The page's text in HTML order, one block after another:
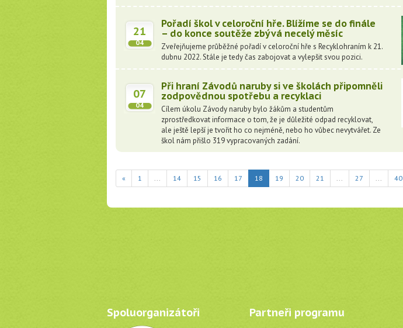
21
04
Pořadí škol v celoroční hře. Blížíme se do finále
– do konce soutěže zbývá necelý měsíc
Zveřejňujeme průběžné pořadí v celoroční hře s Recyklohraním k 21.
dubnu 2022. Stále je tedy čas zabojovat a vylepšit svou pozici.
07
04
Při hraní Závodů naruby si ve školách připomněli
zodpovědnou spotřebu a recyklaci
Cílem úkolu Závody naruby bylo žákům a studentům
zprostředkovat informace o tom, že je důležité odpad recyklovat,
ale ještě lepší je tvořit ho co nejméně, nebo ho vůbec nevytvářet. Ze
škol nám přišlo 319 vypracovaných zadání.
« 1 ... 14 15 16 17 18(current)
19 20 21 ... 27 ... 40
Spoluorganizátoři Partneři programu